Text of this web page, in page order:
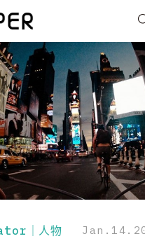
｜人物